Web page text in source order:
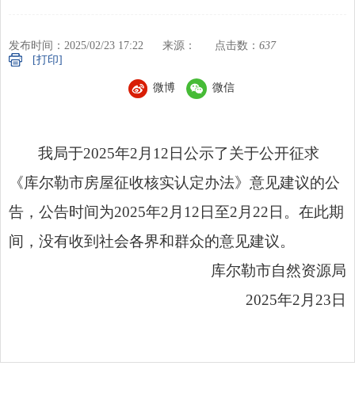
发布时间：2025/02/23 17:22 来源： 点击数： 637
[打印]
微博 微信
我局于2025年2月12日公示了关于公开征求
《库尔勒市房屋征收核实认定办法》意见建议的公
告，公告时间为2025年2月12日至2月22日。在此期
间，没有收到社会各界和群众的意见建议。
库尔勒市自然资源局
2025年2月23日